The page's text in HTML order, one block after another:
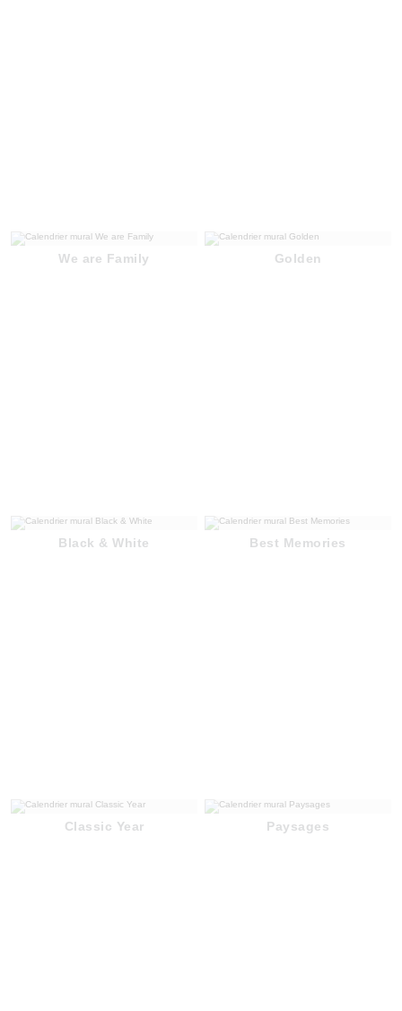
We are Family Golden
Black & White Best Memories
Classic Year Paysages